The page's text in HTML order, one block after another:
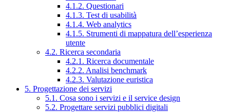
4.1.2. Questionari
4.1.3. Test di usabilità
4.1.4. Web analytics
4.1.5. Strumenti di mappatura dell’esperienza
utente
4.2. Ricerca secondaria
4.2.1. Ricerca documentale
4.2.2. Analisi benchmark
4.2.3. Valutazione euristica
5. Progettazione dei servizi
5.1. Cosa sono i servizi e il service design
5.2. Progettare servizi pubblici digitali